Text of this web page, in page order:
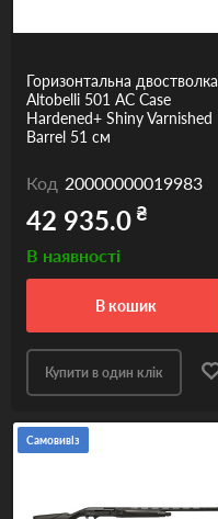
Горизонтальна двостволка
Altobelli 501 AC Case
Hardened+ Shiny Varnished
Barrel 51 см
Код 20000000019983
42 935.0₴
В наявності
в кошик
Купити в один клік
Самовивіз